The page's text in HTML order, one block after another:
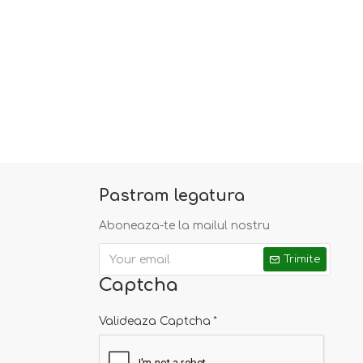
Pastram legatura
Aboneaza-te la mailul nostru
Trimite
Captcha
Valideaza Captcha